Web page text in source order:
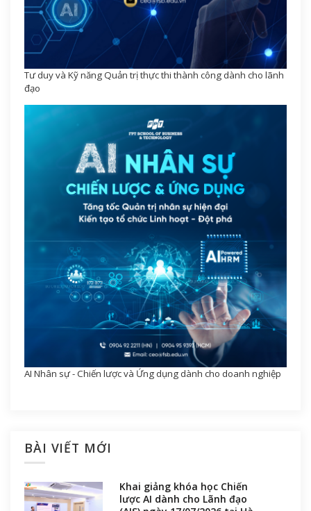
Tư duy và Kỹ năng Quản trị thực thi thành công dành cho lãnh
đạo
AI Nhân sự - Chiến lược và Ứng dụng dành cho doanh nghiệp
BÀI VIẾT MỚI
Khai giảng khóa học Chiến
lược AI dành cho Lãnh đạo